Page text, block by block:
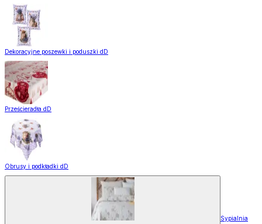
Dekoracyjne poszewki i poduszki dD
Prześcieradła dD
Obrusy i podkładki dD
Sypialnia